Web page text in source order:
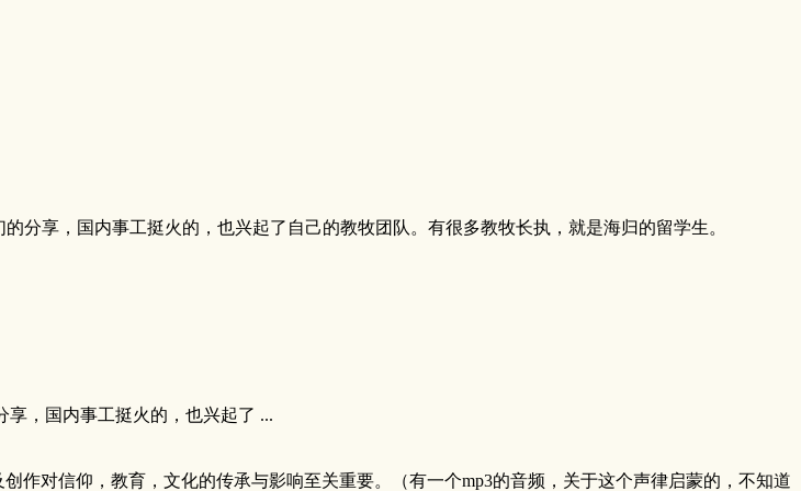
分享，国内事工挺火的，也兴起了自己的教牧团队。有很多教牧长执，就是海归的留学生。
，国内事工挺火的，也兴起了 ...
作对信仰，教育，文化的传承与影响至关重要。（有一个mp3的音频，关于这个声律启蒙的，不知道